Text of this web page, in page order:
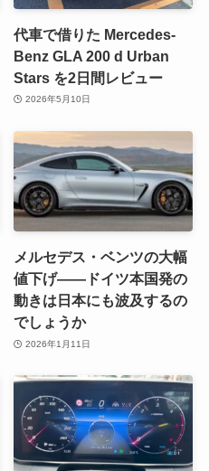
代車で借りた Mercedes-
Benz GLA 200 d Urban
Stars を2日間レビュー
2026年5月10日
メルセデス・ベンツの大幅
値下げ――ドイツ本国発の
動きは日本にも波及するの
でしょうか
2026年1月11日